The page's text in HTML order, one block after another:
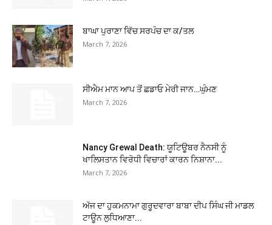
ਬਾਘਾ ਪੁਰਾਣਾ ਵਿੱਚ ਸਰਪੰਚ ਦਾ ਕ/ਤਲ
March 7, 2026
ਸੀਐਮ ਮਾਨ ਆਪ ਤੋਂ ਛਡਾਓ ਮੇਰੀ ਜਾਨ…ਘੁੰਮਣ
March 7, 2026
Nancy Grewal Death: ਯੂਟਿਊਬਰ ਨੈਨਸੀ ਨੂੰ
ਖਾਲਿਸਤਾਨ ਵਿਰੋਧੀ ਵਿਚਾਰਾਂ ਕਾਰਨ ਨਿਸ਼ਾਨਾ...
March 7, 2026
ਅੱਜ ਦਾ ਹੁਕਮਨਾਮਾ ਗੁਰੂਦਵਾਰਾ ਬਾਬਾ ਦੀਪ ਸਿੰਘ ਜੀ ਮਾਡਲ
ਟਾਊਨ ਲੁਧਿਆਣਾ...